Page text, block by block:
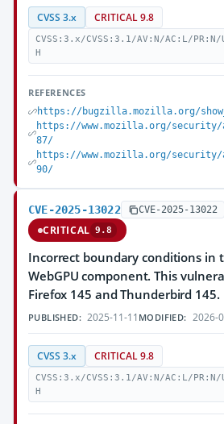
CVSS 3.x CRITICAL 9.8
CVSS:3.x/CVSS:3.1/AV:N/AC:L/
H
REFERENCES
https://bugzilla.mozilla.org/
https://www.mozilla.org/security/
87/
https://www.mozilla.org/security/
90/
CVE-2025-13022 CVE-2025-13022
CRITICAL 9.8
Incorrect boundary conditions in
WebGPU component. This
Firefox 145 and Thunderbird 145.
PUBLISHED: 2025-11-11 MODIFIED: 2026-
CVSS 3.x CRITICAL 9.8
CVSS:3.x/CVSS:3.1/AV:N/AC:L/
H